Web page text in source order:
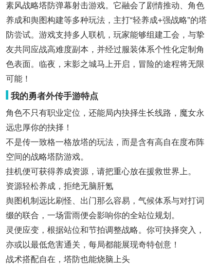
素风战略塔防弹幕射击游戏。它融会了剧情推动、角色
养成和舆图构建等多种玩法，主打“轻养成+强战略”的塔
防尝试。游戏支持多人联机，玩家能够组建工会，与挚
友共同应战高难度副本，并经过服装体系个性化定制角
色表面。临夜，末影之城马上开启，冒险的途程将无限
可能！
我的勇者外传手游特点
角色不只有职业定位，还能局内抉择生长线路，魔女永
远忠厚你的抉择！
不是传一致格一格放塔的玩法，而是含有高自在度布阵
空间的战略塔防游戏。
挂机便可获得养成资源，请把重心放在援救世界上。
资源轻松养成，拒绝无脑肝氪
舆图机制远比刷怪、出门那么容易，气候体系与对打词
缀的联合，一场雷雨便会影响你的全站位规划。
灵便应变，根据站位和节拍调整战略。你可抉择突入，
亦或以最低危害通关，每局都能展现奇特创意！
战术搭配自在，塔防也能烧脑上头